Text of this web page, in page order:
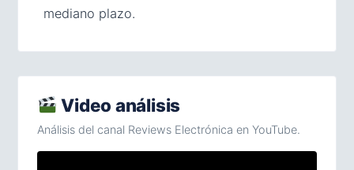
mediano plazo.
Video análisis
Análisis del canal Reviews Electrónica en YouTube.